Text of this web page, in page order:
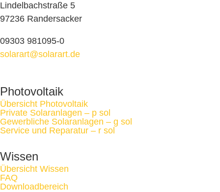
Lindelbachstraße 5
97236 Randersacker
09303 981095-0
solarart@solarart.de
Photovoltaik
Übersicht Photovoltaik
Private Solaranlagen – p sol
Gewerbliche Solaranlagen – g sol
Service und Reparatur – r sol
Wissen
Übersicht Wissen
FAQ
Downloadbereich